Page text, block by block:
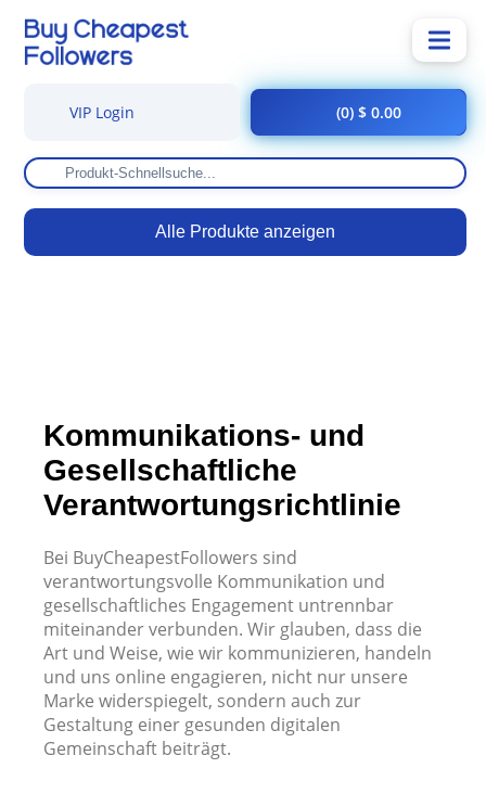
Alle Produkte anzeigen
VIP Login (0) $ 0.00
Kommunikations- und
Gesellschaftliche
Verantwortungsrichtlinie
Bei BuyCheapestFollowers sind
verantwortungsvolle Kommunikation und
gesellschaftliches Engagement untrennbar
miteinander verbunden. Wir glauben, dass die
Art und Weise, wie wir kommunizieren, handeln
und uns online engagieren, nicht nur unsere
Marke widerspiegelt, sondern auch zur
Gestaltung einer gesunden digitalen
Gemeinschaft beiträgt.